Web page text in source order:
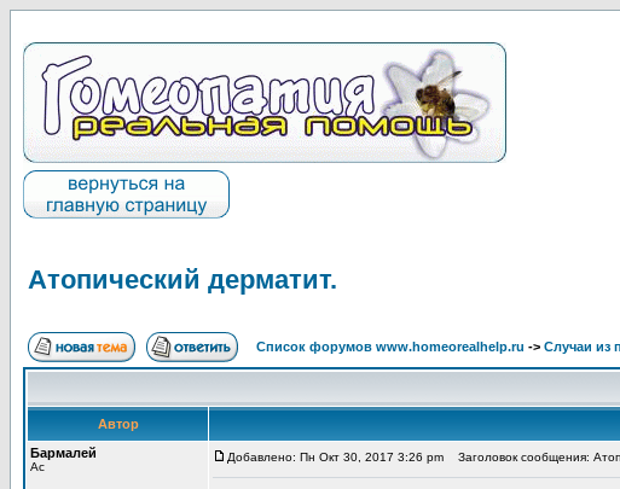
Атопический дерматит.
Список форумов www.homeorealhelp.ru -> Случаи из
Автор
Бармалей
Ас
Добавлено: Пн Окт 30, 2017 3:26 pm Заголовок сообщения: